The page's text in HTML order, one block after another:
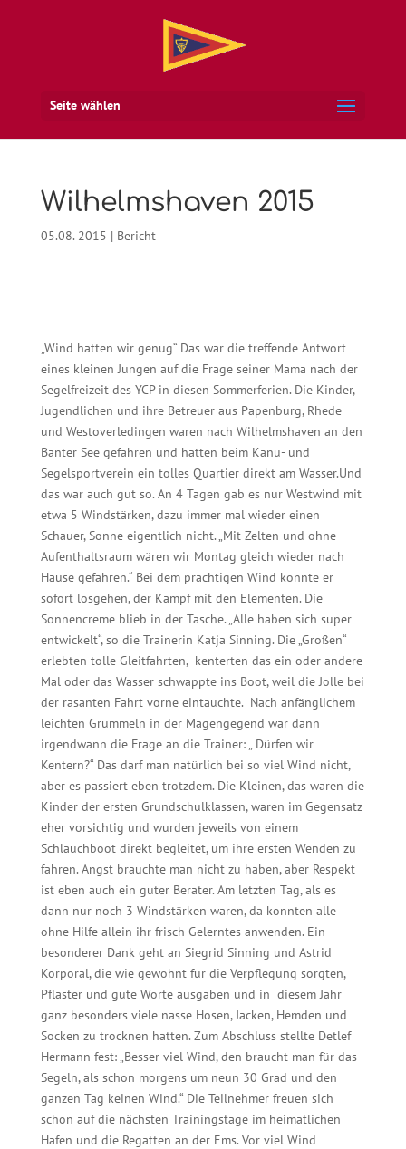
Seite wählen
Wilhelmshaven 2015
05.08. 2015 | Bericht
„Wind hatten wir genug“ Das war die treffende Antwort
eines kleinen Jungen auf die Frage seiner Mama nach der
Segelfreizeit des YCP in diesen Sommerferien. Die Kinder,
Jugendlichen und ihre Betreuer aus Papenburg, Rhede
und Westoverledingen waren nach Wilhelmshaven an den
Banter See gefahren und hatten beim Kanu- und
Segelsportverein ein tolles Quartier direkt am Wasser.Und
das war auch gut so. An 4 Tagen gab es nur Westwind mit
etwa 5 Windstärken, dazu immer mal wieder einen
Schauer, Sonne eigentlich nicht. „Mit Zelten und ohne
Aufenthaltsraum wären wir Montag gleich wieder nach
Hause gefahren.“ Bei dem prächtigen Wind konnte er
sofort losgehen, der Kampf mit den Elementen. Die
Sonnencreme blieb in der Tasche. „Alle haben sich super
entwickelt“, so die Trainerin Katja Sinning. Die „Großen“
erlebten tolle Gleitfahrten, kenterten das ein oder andere
Mal oder das Wasser schwappte ins Boot, weil die Jolle bei
der rasanten Fahrt vorne eintauchte. Nach anfänglichem
leichten Grummeln in der Magengegend war dann
irgendwann die Frage an die Trainer: „ Dürfen wir
Kentern?“ Das darf man natürlich bei so viel Wind nicht,
aber es passiert eben trotzdem. Die Kleinen, das waren die
Kinder der ersten Grundschulklassen, waren im Gegensatz
eher vorsichtig und wurden jeweils von einem
Schlauchboot direkt begleitet, um ihre ersten Wenden zu
fahren. Angst brauchte man nicht zu haben, aber Respekt
ist eben auch ein guter Berater. Am letzten Tag, als es
dann nur noch 3 Windstärken waren, da konnten alle
ohne Hilfe allein ihr frisch Gelerntes anwenden. Ein
besonderer Dank geht an Siegrid Sinning und Astrid
Korporal, die wie gewohnt für die Verpflegung sorgten,
Pflaster und gute Worte ausgaben und in diesem Jahr
ganz besonders viele nasse Hosen, Jacken, Hemden und
Socken zu trocknen hatten. Zum Abschluss stellte Detlef
Hermann fest: „Besser viel Wind, den braucht man für das
Segeln, als schon morgens um neun 30 Grad und den
ganzen Tag keinen Wind.“ Die Teilnehmer freuen sich
schon auf die nächsten Trainingstage im heimatlichen
Hafen und die Regatten an der Ems. Vor viel Wind